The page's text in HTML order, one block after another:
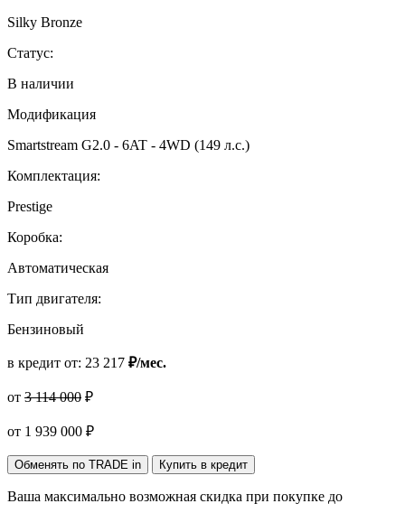
Silky Bronze
Статус:
В наличии
Модификация
Smartstream G2.0 - 6AT - 4WD (149 л.с.)
Комплектация:
Prestige
Коробка:
Автоматическая
Тип двигателя:
Бензиновый
в кредит от: 23 217 ₽/мес.
от 3 114 000 ₽
от 1 939 000 ₽
Обменять по TRADE in Купить в кредит
Ваша максимально возможная скидка при покупке до